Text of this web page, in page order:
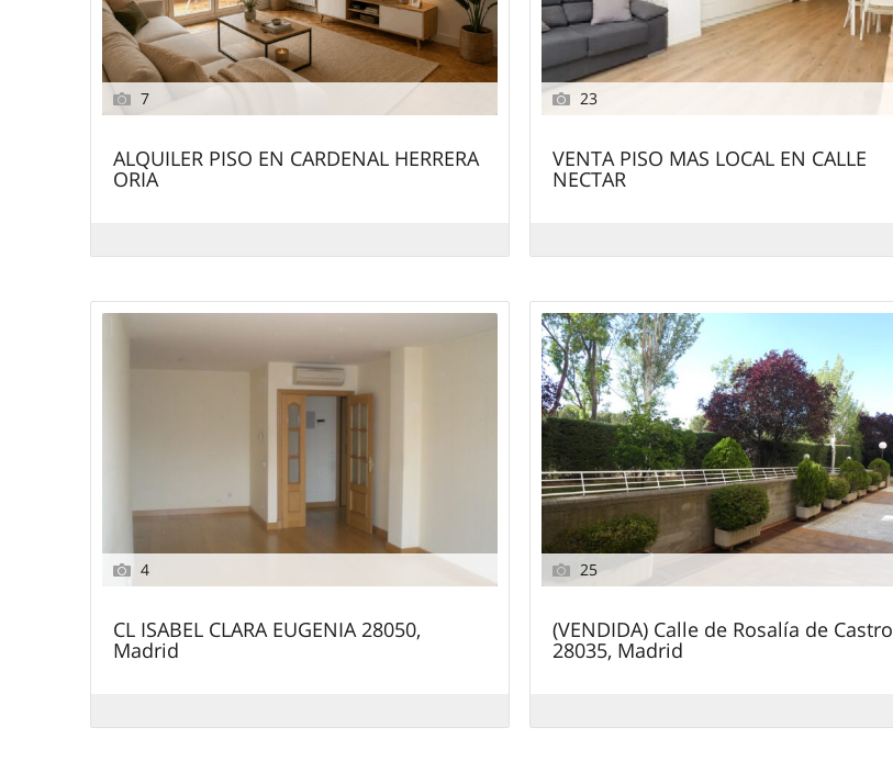
7
ALQUILER PISO EN CARDENAL HERRERA
ORIA
23
VENTA PISO MAS LOCAL EN CALLE
NECTAR
4
CL ISABEL CLARA EUGENIA 28050,
Madrid
25
(VENDIDA) Calle de Rosalía de Castro
28035, Madrid